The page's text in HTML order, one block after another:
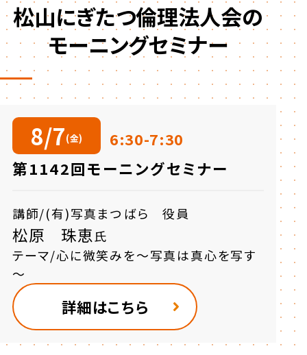
松山にぎたつ倫理法人会の
モーニングセミナー
8/7(金)
6:30-7:30
第1142回モーニングセミナー
講師/(有)写真まつばら 役員
松原 珠恵氏
テーマ/心に微笑みを～写真は真心を写す
～
詳細はこちら